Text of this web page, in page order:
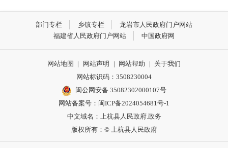
部门专栏 乡镇专栏
龙岩市人民政府门户网站
福建省人民政府门户网站
中国政府网
网站地图 | 网站声明 | 网站帮助 | 关于我们
网站标识码：3508230004
闽公网安备 35082302000107号
网站备案号： 闽ICP备2024054681号-1
中文域名：上杭县人民政府.政务
版权所有：© 上杭县人民政府